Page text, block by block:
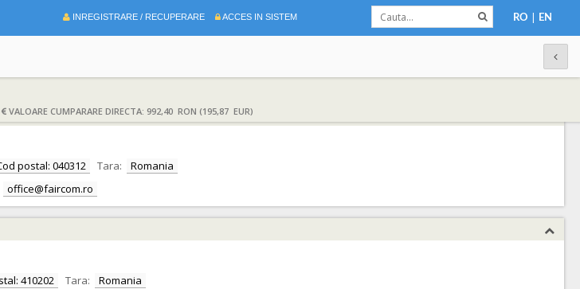
INREGISTRARE / RECUPERARE ACCES IN SISTEM RO | EN
VALOARE CUMPARARE DIRECTA: 992,40 RON (195,87 EUR)
postal: 040312 Tara:
Romania
office@faircom.ro
410202 Tara:
Romania